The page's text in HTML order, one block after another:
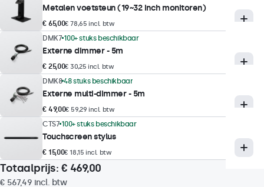
Touchtechnologie
Touch technologie
Capacitief
Aanraakpunten
10-punts (multitouch)
Touchinterface
Touch bediening
Stylus, hand, handschoen
Metalen voetsteun (19~32 inch monitoren)
€ 65,00€ 78,65 incl. btw
DMK7 100+ stuks beschikbaar
Externe dimmer - 5m
€ 25,00€ 30,25 incl. btw
DMK8 48 stuks beschikbaar
Externe multi-dimmer - 5m
€ 49,00€ 59,29 incl. btw
CTS7 100+ stuks beschikbaar
Touchscreen stylus
€ 15,00€ 18,15 incl. btw
Totaalprijs: € 469,00
€ 567,49 incl. btw